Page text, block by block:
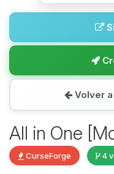
Volver a
All in One
CurseForge 4